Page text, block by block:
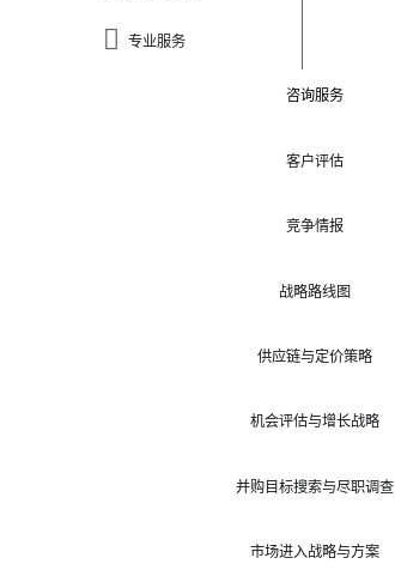
专业服务
咨询服务
客户评估
竞争情报
战略路线图
供应链与定价策略
机会评估与增长战略
并购目标搜索与尽职调查
市场进入战略与方案